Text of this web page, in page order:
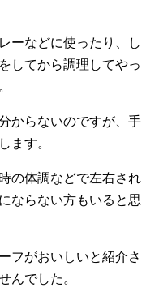
ーなどに使ったり、し
してから調理してやっ
からないのですが、手
ます。
の体調などで左右され
ならない方もいると思
フがおいしいと紹介さ
んでした。